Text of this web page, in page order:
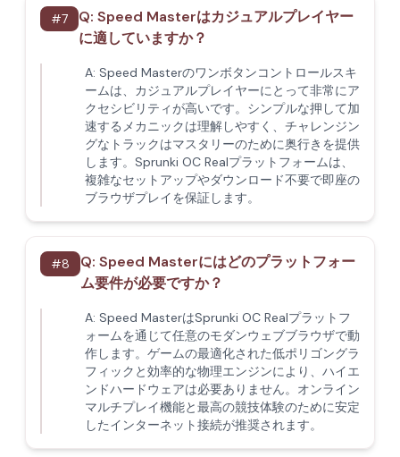
#7 Q: Speed Masterはカジュアルプレイヤー
に適していますか？
A: Speed Masterのワンボタンコントロールスキ
ームは、カジュアルプレイヤーにとって非常にア
クセシビリティが高いです。シンプルな押して加
速するメカニックは理解しやすく、チャレンジン
グなトラックはマスタリーのために奥行きを提供
します。Sprunki OC Realプラットフォームは、
複雑なセットアップやダウンロード不要で即座の
ブラウザプレイを保証します。
#8 Q: Speed Masterにはどのプラットフォー
ム要件が必要ですか？
A: Speed MasterはSprunki OC Realプラットフ
ォームを通じて任意のモダンウェブブラウザで動
作します。ゲームの最適化された低ポリゴングラ
フィックと効率的な物理エンジンにより、ハイエ
ンドハードウェアは必要ありません。オンライン
マルチプレイ機能と最高の競技体験のために安定
したインターネット接続が推奨されます。